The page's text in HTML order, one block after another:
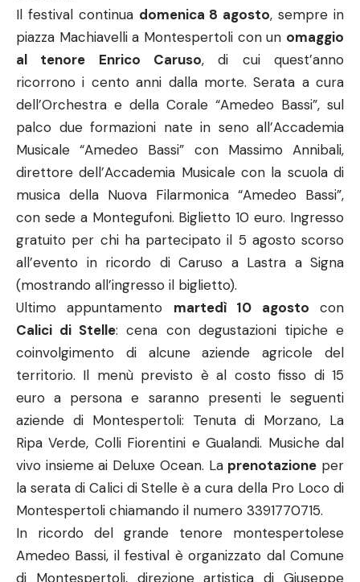
Il festival continua domenica 8 agosto, sempre in
piazza Machiavelli a Montespertoli con un omaggio
al tenore Enrico Caruso, di cui quest’anno
ricorrono i cento anni dalla morte. Serata a cura
dell’Orchestra e della Corale “Amedeo Bassi”, sul
palco due formazioni nate in seno all’Accademia
Musicale “Amedeo Bassi” con Massimo Annibali,
direttore dell’Accademia Musicale con la scuola di
musica della Nuova Filarmonica “Amedeo Bassi”,
con sede a Montegufoni. Biglietto 10 euro. Ingresso
gratuito per chi ha partecipato il 5 agosto scorso
all’evento in ricordo di Caruso a Lastra a Signa
(mostrando all’ingresso il biglietto).
Ultimo appuntamento martedì 10 agosto con
Calici di Stelle: cena con degustazioni tipiche e
coinvolgimento di alcune aziende agricole del
territorio. Il menù previsto è al costo fisso di 15
euro a persona e saranno presenti le seguenti
aziende di Montespertoli: Tenuta di Morzano, La
Ripa Verde, Colli Fiorentini e Gualandi. Musiche dal
vivo insieme ai Deluxe Ocean. La prenotazione per
la serata di Calici di Stelle è a cura della Pro Loco di
Montespertoli chiamando il numero 3391770715.
In ricordo del grande tenore montespertolese
Amedeo Bassi, il festival è organizzato dal Comune
di Montespertoli, direzione artistica di Giuseppe